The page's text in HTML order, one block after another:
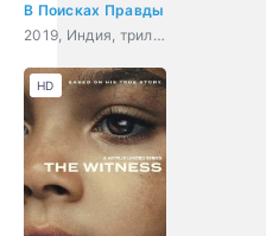
В Поисках Правды
2019, Индия, триллер, драма, криминал
HD